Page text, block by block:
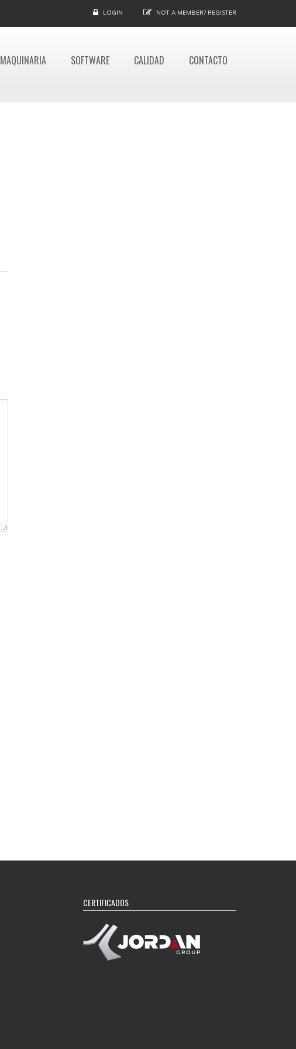
LOGIN NOT A MEMBER? REGISTER
MAQUINARIA SOFTWARE CALIDAD CONTACTO
CERTIFICADOS